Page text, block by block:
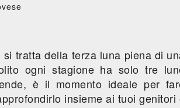
tratta della terza luna piena di
ogni stagione ha solo tre
è il momento ideale per
insieme ai tuoi genitori